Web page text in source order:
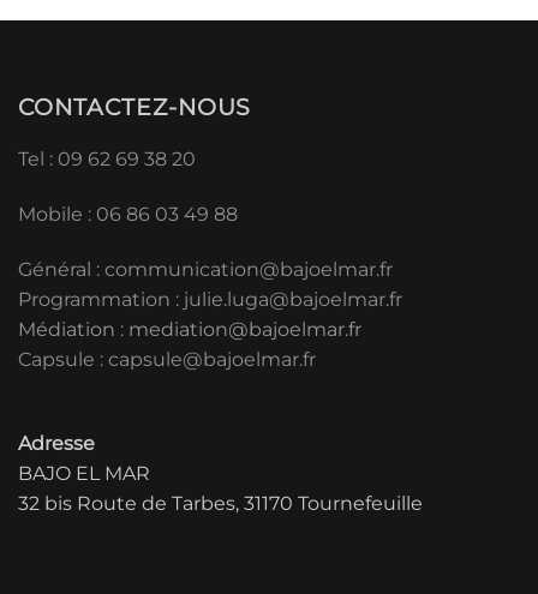
CONTACTEZ-NOUS
Tel : 09 62 69 38 20
Mobile : 06 86 03 49 88
Général : communication@bajoelmar.fr
Programmation : julie.luga@bajoelmar.fr
Médiation : mediation@bajoelmar.fr
Capsule : capsule@bajoelmar.fr
Adresse
BAJO EL MAR
32 bis Route de Tarbes, 31170 Tournefeuille